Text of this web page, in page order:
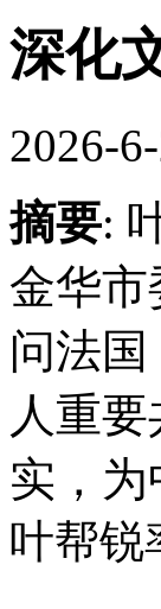
深化
2026-
摘要:
金华
问法
人重
实，为
叶帮锐